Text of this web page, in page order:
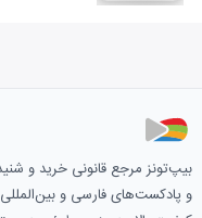
بیپ‌تونز مرجع قانونی خرید و
و پادکست‌های فارسی و